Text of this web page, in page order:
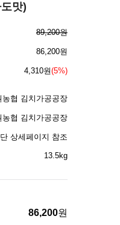
맛)
89,200원
86,200원
4,310원(5%)
농협 김치가공공장
농협 김치가공공장
상세페이지 참조
13.5kg
86,200원